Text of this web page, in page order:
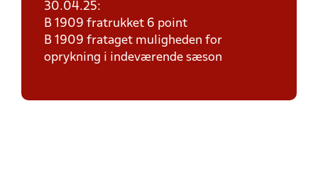
30.04.25:
B 1909 fratrukket 6 point
B 1909 frataget muligheden for
oprykning i indeværende sæson